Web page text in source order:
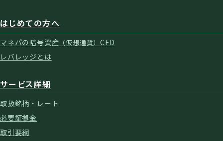
はじめての方へ
マネパの暗号資産 （仮想通貨）CFD
レバレッジとは
サービス詳細
取扱銘柄・レート
必要証拠金
取引要綱